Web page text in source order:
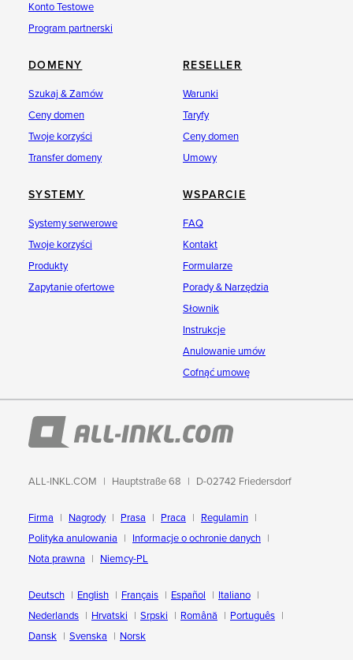
Konto Testowe
Program partnerski
DOMENY
Szukaj & Zamów
Ceny domen
Twoje korzyści
Transfer domeny
RESELLER
Warunki
Taryfy
Ceny domen
Umowy
SYSTEMY
Systemy serwerowe
Twoje korzyści
Produkty
Zapytanie ofertowe
WSPARCIE
FAQ
Kontakt
Formularze
Porady & Narzędzia
Słownik
Instrukcje
Anulowanie umów
Cofnąć umowę
ALL-INKL.COM Hauptstraße 68 D-02742 Friedersdorf
Firma Nagrody Prasa Praca
Regulamin
Polityka anulowania
Informacje o ochronie danych
Nota prawna
Niemcy-PL
Deutsch English Français Español
Italiano
Nederlands
Hrvatski Srpski Română
Português
Dansk
Svenska Norsk